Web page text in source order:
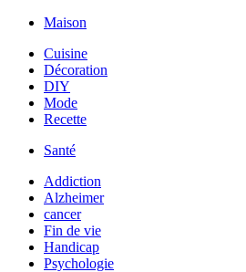
Maison
Cuisine
Décoration
DIY
Mode
Recette
Santé
Addiction
Alzheimer
cancer
Fin de vie
Handicap
Psychologie